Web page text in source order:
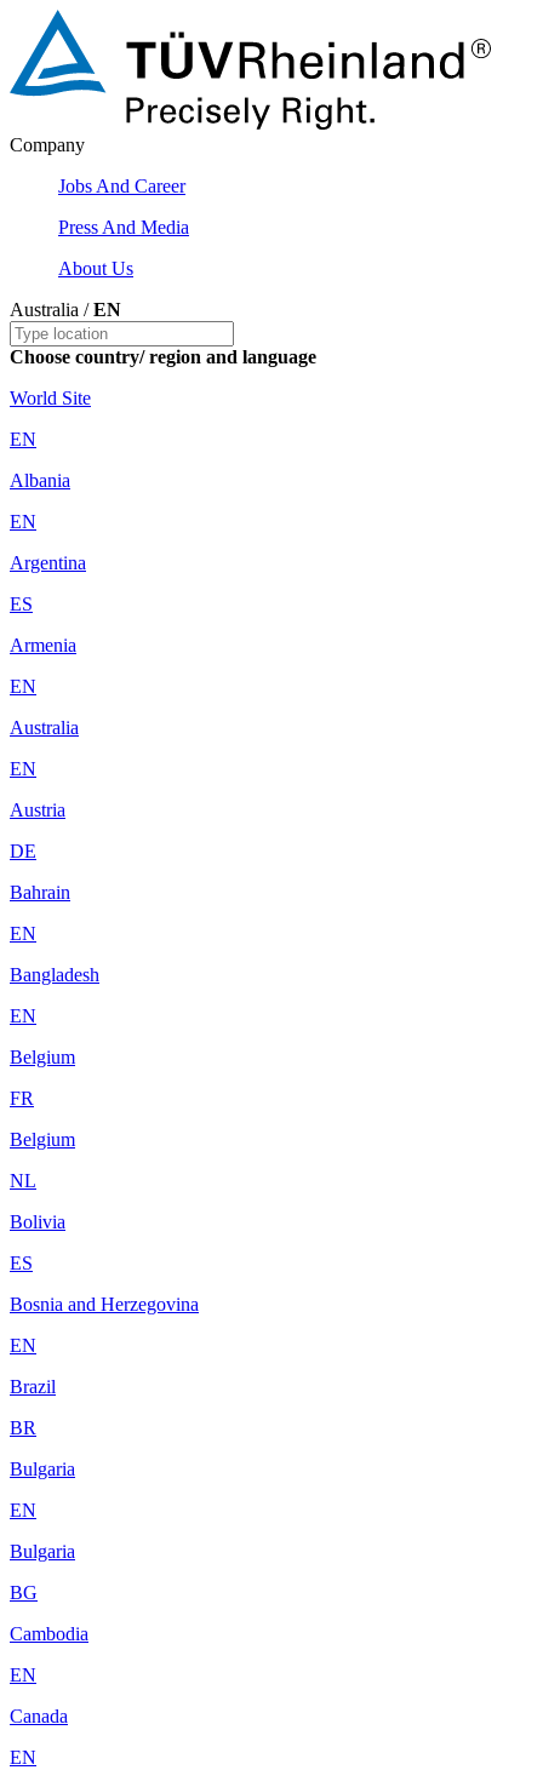
Company
Jobs And Career
Press And Media
About Us
Australia /EN
Choose country/ region and language
World Site
EN
Albania
EN
Argentina
ES
Armenia
EN
Australia
EN
Austria
DE
Bahrain
EN
Bangladesh
EN
Belgium
FR
Belgium
NL
Bolivia
ES
Bosnia and Herzegovina
EN
Brazil
BR
Bulgaria
EN
Bulgaria
BG
Cambodia
EN
Canada
EN